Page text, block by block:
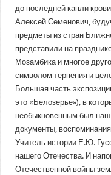
до последней капли
Алексей Семенович,
предметы из стран
представили на
Мозамбика и многое
символом терпения и
Большая часть
это «Белозерье»), в
необыкновенным был
документы,
Учитель истории Е.Ю.
нашего Отечества. И
Отечественной войны